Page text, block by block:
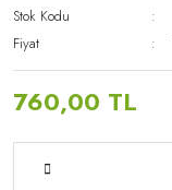
Stok Kodu
Fiyat
760,00 TL